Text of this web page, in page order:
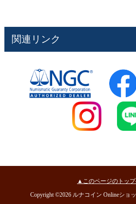
関連リンク
▲このページのトッ
Copyright ©2026 ルナコイン Onlineショ